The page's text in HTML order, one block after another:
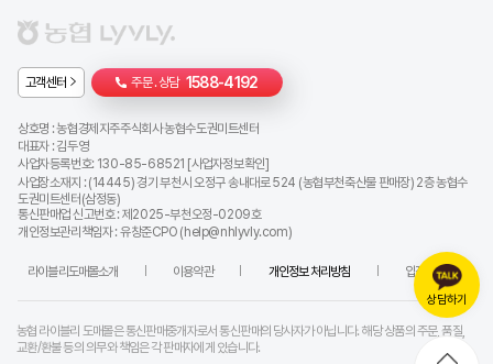
라이블리도매몰소개 이용약관 개인정보 처리방침 입점제휴문의
고객센터 주문 . 상담 1588-4192
상호명 :농협경제지주주식회사 농협수도권미트센터
대표자 : 김두영
사업자등록번호: 130-85-68521 [사업자정보확인]
사업장소재지 : (14445) 경기 부천시 오정구 송내대로 524 (농협부천축산물 판매장) 2층 농협수
도권미트센터(삼정동)
통신판매업 신고번호 : 제2025-부천오정-0209호
개인정보관리책임자 : 유창준CPO (help@nhlyvly.com)
농협 라이블리 도매몰은 통신판매중개자로서 통신판매의 당사자가 아닙니다. 해당 상품의 주문, 품질,
교환/환불 등의 의무와 책임은 각 판매자에게 있습니다.
상담하기